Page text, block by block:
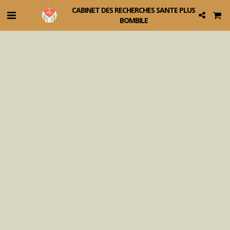
CABINET DES RECHERCHES SANTE PLUS
BOMBILE